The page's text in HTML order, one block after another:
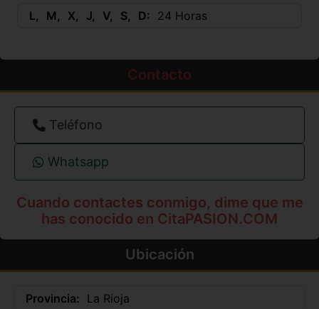
L M X J V S D 24 Horas
Contacto
Teléfono
Whatsapp
Cuando contactes conmigo, dime que me
has conocido en CitaPASION.COM
Ubicación
Provincia: La Rioja